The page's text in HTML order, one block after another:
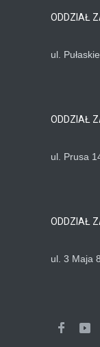
ODDZIAŁ
ul.
ODDZIAŁ
ul. Prusa
ODDZIAŁ
ul. 3 Maja